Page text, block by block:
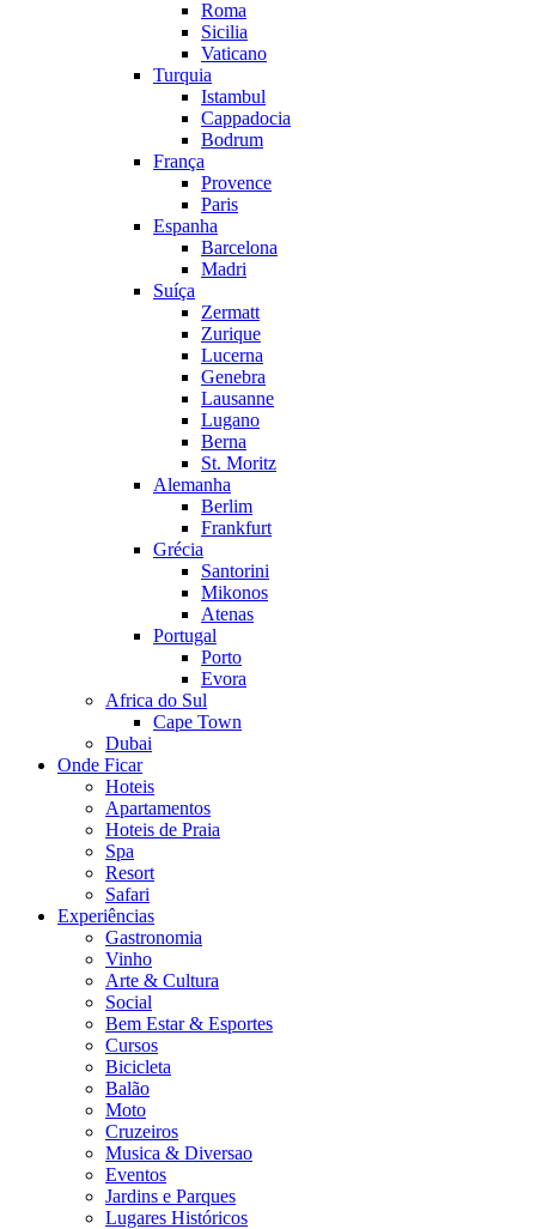
Roma
Sicilia
Vaticano
Turquia
Istambul
Cappadocia
Bodrum
França
Provence
Paris
Espanha
Barcelona
Madri
Suíça
Zermatt
Zurique
Lucerna
Genebra
Lausanne
Lugano
Berna
St. Moritz
Alemanha
Berlim
Frankfurt
Grécia
Santorini
Mikonos
Atenas
Portugal
Porto
Evora
Africa do Sul
Cape Town
Dubai
Onde Ficar
Hoteis
Apartamentos
Hoteis de Praia
Spa
Resort
Safari
Experiências
Gastronomia
Vinho
Arte & Cultura
Social
Bem Estar & Esportes
Cursos
Bicicleta
Balão
Moto
Cruzeiros
Musica & Diversao
Eventos
Jardins e Parques
Lugares Históricos